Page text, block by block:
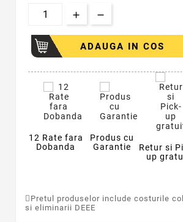
ADAUGA IN COS
12 Rate fara
Dobanda
Produs cu
Garantie
Retur si
up
Pretul produselor include costurile
si eliminarii DEEE